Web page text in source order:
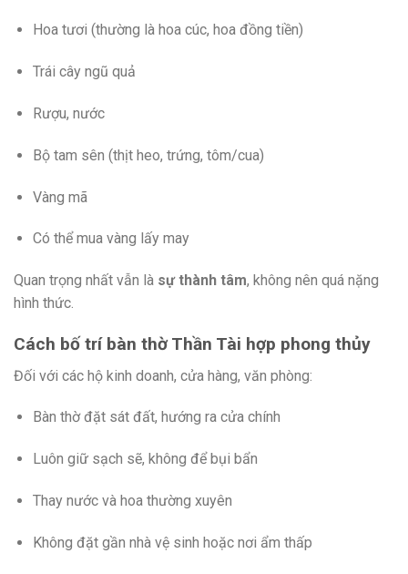
Hoa tươi (thường là hoa cúc, hoa đồng tiền)
Trái cây ngũ quả
Rượu, nước
Bộ tam sên (thịt heo, trứng, tôm/cua)
Vàng mã
Có thể mua vàng lấy may
Quan trọng nhất vẫn là sự thành tâm, không nên quá nặng
hình thức.
Cách bố trí bàn thờ Thần Tài hợp phong thủy
Đối với các hộ kinh doanh, cửa hàng, văn phòng:
Bàn thờ đặt sát đất, hướng ra cửa chính
Luôn giữ sạch sẽ, không để bụi bẩn
Thay nước và hoa thường xuyên
Không đặt gần nhà vệ sinh hoặc nơi ẩm thấp